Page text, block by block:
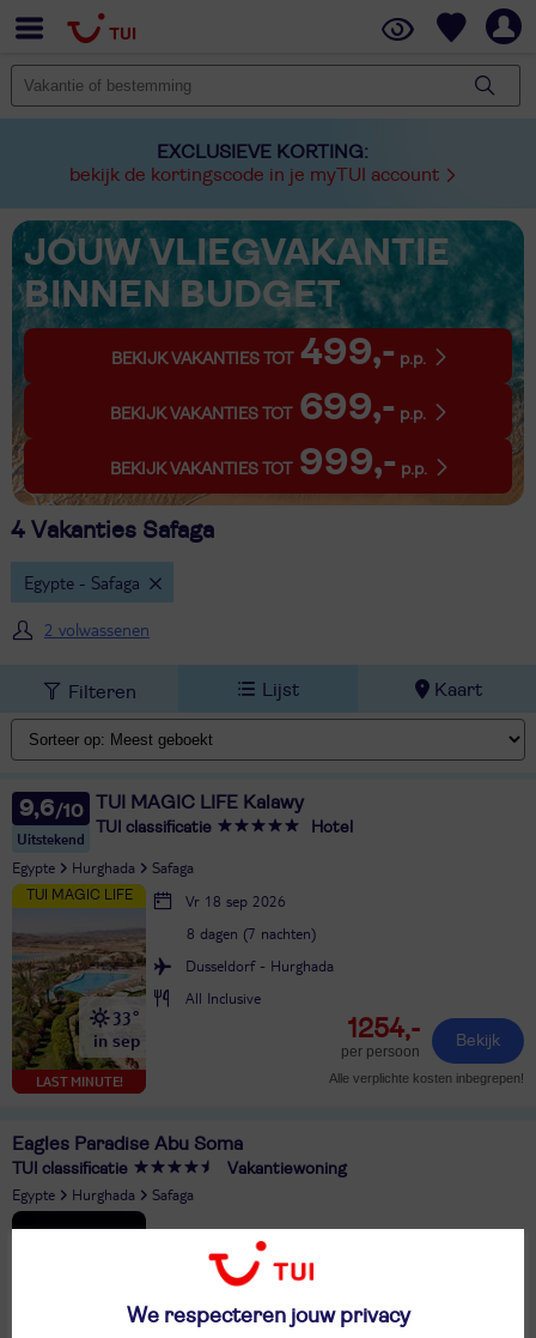
EXCLUSIEVE KORTING:
bekijk de kortingscode in je myTUI account
JOUW VLIEGVAKANTIE
BINNEN BUDGET
BEKIJK VAKANTIES TOT 499,- p.p.
BEKIJK VAKANTIES TOT 699,- p.p.
BEKIJK VAKANTIES TOT 999,- p.p.
4 Vakanties Safaga
Egypte - Safaga
2 volwassenen
Filteren Lijst Kaart
9,6
Uitstekend
TUI MAGIC LIFE Kalawy
TUI classificatie Hotel
Egypte Hurghada Safaga
LAST MINUTE!
33°
in sep
Vr 18 sep 2026
8 dagen (7 nachten)
Dusseldorf - Hurghada
All Inclusive
1254,-
per persoon
Bekijk
Alle verplichte kosten inbegrepen!
Eagles Paradise Abu Soma
TUI classificatie Vakantiewoning
Egypte Hurghada Safaga
Er ging iets mis bij het ophalen van de prijs
We respecteren jouw privacy